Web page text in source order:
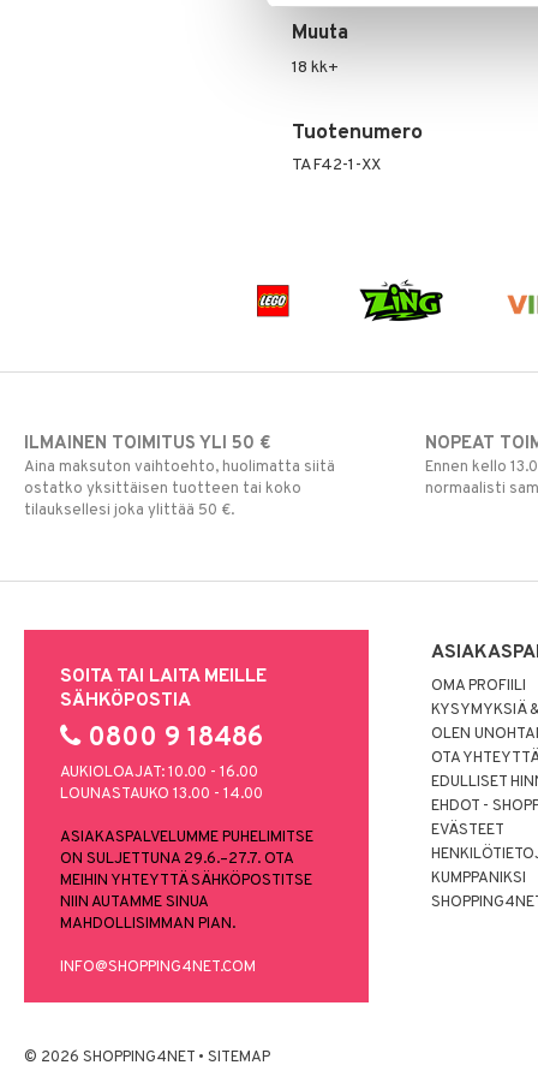
Muuta
18 kk+
Tuotenumero
TAF42-1-XX
ILMAINEN TOIMITUS YLI 50 €
Aina maksuton vaihtoehto, huolimatta siitä
ostatko yksittäisen tuotteen tai koko
tilauksellesi joka ylittää 50 €.
NOPEAT
Ennen kello
normaalisti
SOITA TAI LAITA MEILLE
SÄHKÖPOSTIA
0800 9 18486
AUKIOLOAJAT: 10.00 - 16.00
LOUNASTAUKO 13.00 - 14.00
ASIAKASPALVELUMME PUHELIMITSE
ON SULJETTUNA 29.6.–27.7. OTA
MEIHIN YHTEYTTÄ SÄHKÖPOSTITSE
NIIN AUTAMME SINUA
MAHDOLLISIMMAN PIAN.
INFO@SHOPPING4NET.COM
OMA PROFIILI
KYSYMYKSIÄ
OLEN
OTA
EDULLISET
EHDOT -
EVÄSTEET
KUMPPANIKSI
© 2026 SHOPPING4NET • SITEMAP